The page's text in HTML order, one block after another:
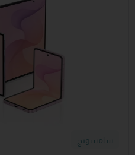
سامسونج